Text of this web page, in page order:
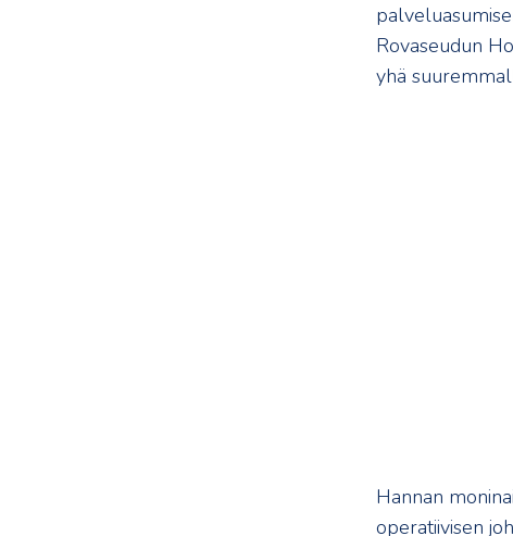
Rovaseudun
yhä
Hannan
operatiivisen